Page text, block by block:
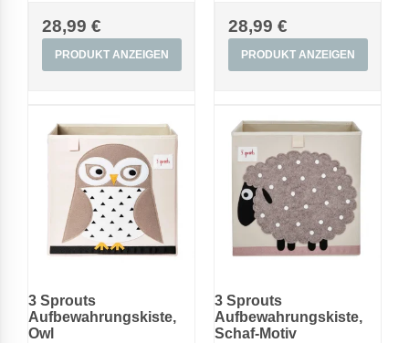
28,99 €
PRODUKT ANZEIGEN
28,99 €
PRODUKT ANZEIGEN
3 Sprouts
Aufbewahrungskiste,
Owl
3 Sprouts
Aufbewahrungskiste,
Schaf-Motiv